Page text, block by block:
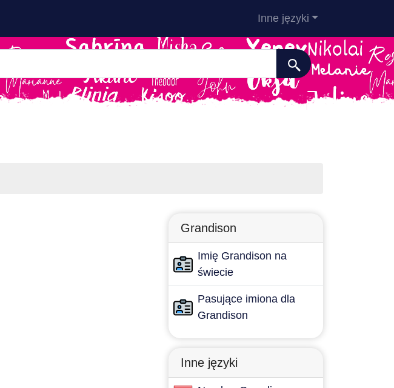
Inne języki
Grandison
Imię Grandison na
świecie
Pasujące imiona dla
Grandison
Inne języki